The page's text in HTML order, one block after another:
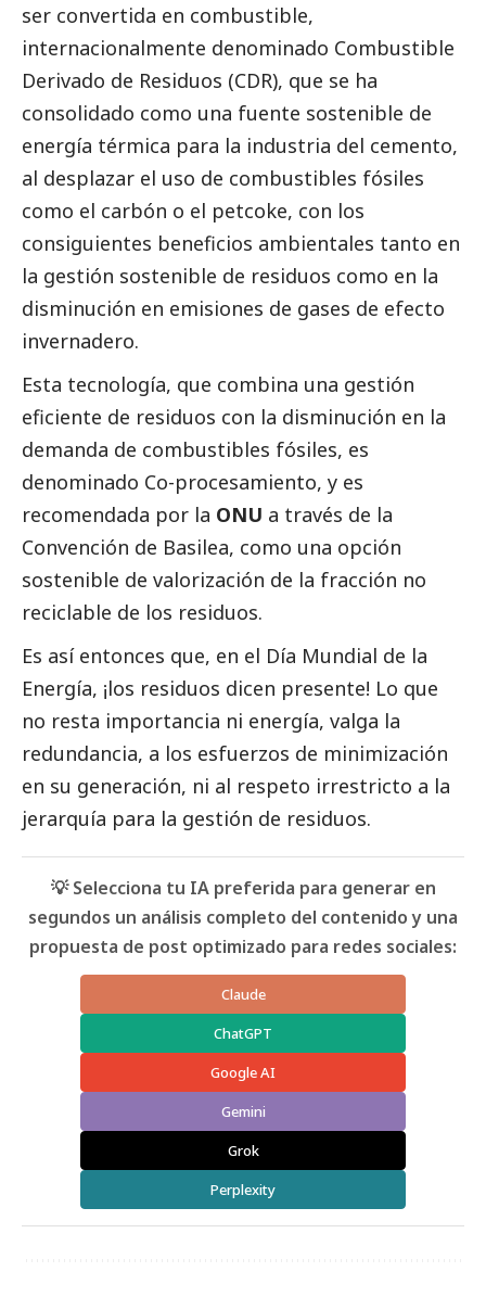
ser convertida en combustible,
internacionalmente denominado Combustible
Derivado de Residuos (CDR), que se ha
consolidado como una fuente sostenible de
energía térmica para la industria del cemento,
al desplazar el uso de combustibles fósiles
como el carbón o el petcoke, con los
consiguientes beneficios ambientales tanto en
la gestión sostenible de residuos como en la
disminución en emisiones de gases de efecto
invernadero.
Esta tecnología, que combina una gestión
eficiente de residuos con la disminución en la
demanda de combustibles fósiles, es
denominado Co-procesamiento, y es
recomendada por la ONU a través de la
Convención de Basilea, como una opción
sostenible de valorización de la fracción no
reciclable de los residuos.
Es así entonces que, en el Día Mundial de la
Energía, ¡los residuos dicen presente! Lo que
no resta importancia ni energía, valga la
redundancia, a los esfuerzos de minimización
en su generación, ni al respeto irrestricto a la
jerarquía para la gestión de residuos.
💡 Selecciona tu IA preferida para generar en
segundos un análisis completo del contenido y una
propuesta de post optimizado para redes sociales:
Claude
ChatGPT
Google AI
Gemini
Grok
Perplexity